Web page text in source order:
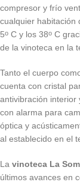
compresor y frío
cualquier habitación
5o C y los 38o C
de la vinoteca en la
Tanto el cuerpo
cuenta con cristal
antivibración interior
con alarma para
óptica y
al establecido en el
La vinoteca La
últimos avances en